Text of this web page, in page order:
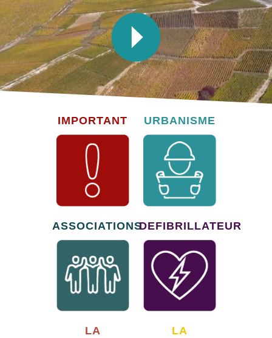
IMPORTANT URBANISME
ASSOCIATIONSDEFIBRILLATEUR
LA
LA